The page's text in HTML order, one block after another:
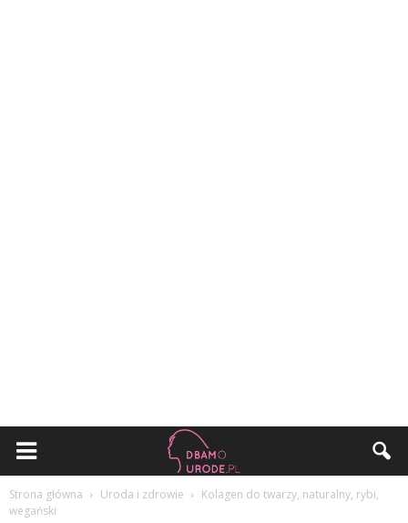
Strona główna Uroda i zdrowie
Kolagen do twarzy, naturalny, rybi,
wegański